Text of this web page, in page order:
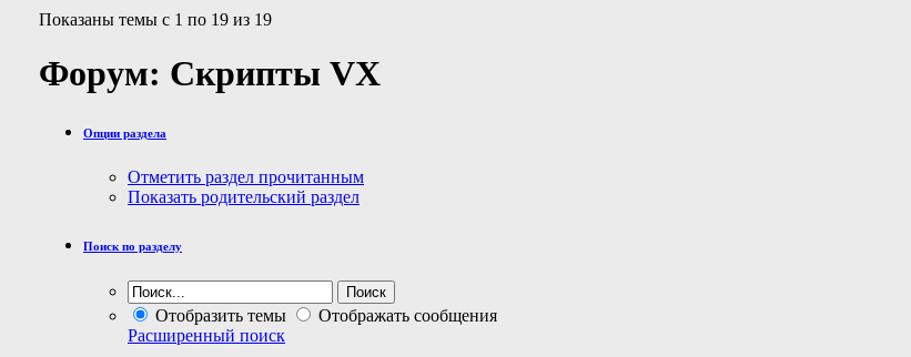
Показаны темы с 1 по 19 из 19
Форум: Скрипты VX
Опции раздела
Отметить раздел прочитанным
Показать родительский раздел
Поиск по разделу
Отобразить темы
Отображать сообщения
Расширенный поиск